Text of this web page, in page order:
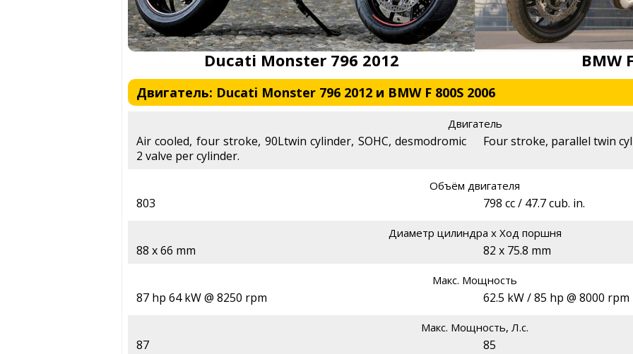
Ducati Monster 796 2012 BMW
Двигатель: Ducati Monster 796 2012 и BMW F 800S 2006
Двигатель
Air cooled, four stroke, 90Ltwin cylinder, SOHC, desmodromic
2 valve per cylinder.
Four stroke, parallel twin
Объём двигателя
803 798 cc / 47.7 cub. in.
Диаметр цилиндра х Ход поршня
88 x 66 mm 82 x 75.8 mm
Макс. Мощность
87 hp 64 kW @ 8250 rpm 62.5 kW / 85 hp @ 8000 rpm
Макс. Мощность, Л.с.
87 85